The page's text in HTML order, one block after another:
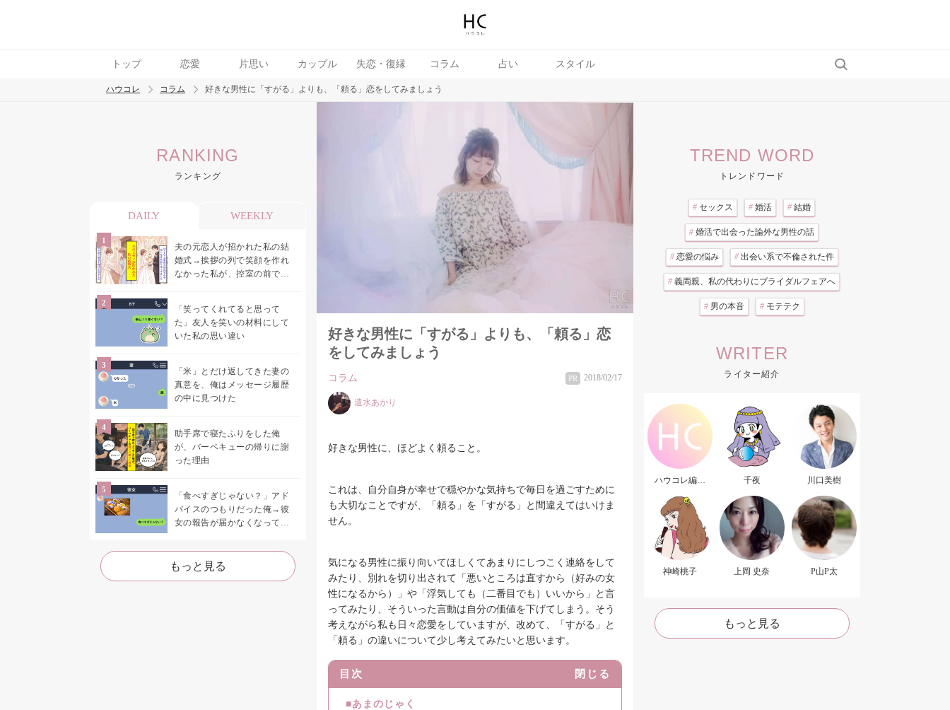
トップ 恋愛 片思い カップル 失恋・復縁 コラム 占い スタイル
トレンド ワード
ハウコレ コラム 好きな男性に「すがる」よりも、「頼る」恋をしてみましょう
RANKING
ランキング
DAILY WEEKLY
夫の元恋人が招かれた私の結
婚式→挨拶の列で笑顔を作れ
なかった私が、控室の前で彼
「笑ってくれてると思って
た」友人を笑いの材料にして
いた私の思い違い
「米」とだけ返してきた妻の
真意を、俺はメッセージ履歴
の中に見つけた
助手席で寝たふりをした俺
が、バーベキューの帰りに謝
った理由
「食べすぎじゃない？」アド
バイスのつもりだった俺→彼
女の報告が届かなくなって、
た
もっと見る
好きな男性に「すがる」よりも、「頼る」恋
をしてみましょう
コラム PR 2018/02/17
遣水あかり
好きな男性に、ほどよく頼ること。
これは、自分自身が幸せで穏やかな気持ちで毎日を過ごすために
も大切なことですが、「頼る」を「すがる」と間違えてはいけま
せん。
気になる男性に振り向いてほしくてあまりにしつこく連絡をして
みたり、別れを切り出されて「悪いところは直すから（好みの女
性になるから）」や「浮気しても（二番目でも）いいから」と言
ってみたり、そういった言動は自分の価値を下げてしまう。そう
考えながら私も日々恋愛をしていますが、改めて、「すがる」と
「頼る」の違いについて少し考えてみたいと思います。
目次 閉じる
■あまのじゃく
TREND WORD
トレンドワード
# セックス # 婚活 # 結婚
# 婚活で出会った論外な男性の話
# 恋愛の悩み # 出会い系で不倫された件
# 義両親、私の代わりにブライダルフェアへ
# 男の本音 # モテテク
WRITER
ライター紹介
ハウコレ編集
千夜 川口美樹
神崎桃子 上岡 史奈 P山P太
もっと見る